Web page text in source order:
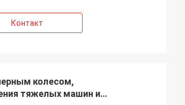
Контакт
колесом,
тяжелых машин и